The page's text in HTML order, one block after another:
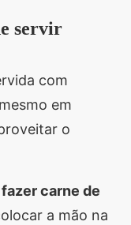
servir
com
em
o
carne de
a mão na